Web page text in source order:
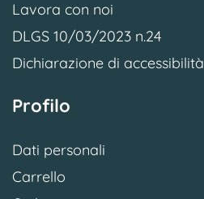
Lavora con noi
DLGS 10/03/2023 n.24
Dichiarazione di accessibilità
Profilo
Dati personali
Carrello